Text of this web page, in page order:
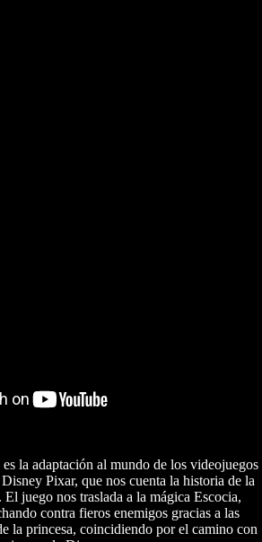
es la adaptación al mundo de los videojuegos
Pixar, que nos cuenta la historia de la
juego nos traslada a la mágica Escocia,
contra fieros enemigos gracias a las
la princesa, coincidiendo por el camino con